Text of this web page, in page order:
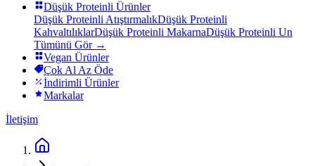
Düşük Proteinli Ürünler
Düşük Proteinli AtıştırmalıkDüşük Proteinli
KahvaltılıklarDüşük Proteinli MakarnaDüşük Proteinli Un
Tümünü Gör →
Vegan Ürünler
Çok Al Az Öde
İndirimli Ürünler
Markalar
İletişim